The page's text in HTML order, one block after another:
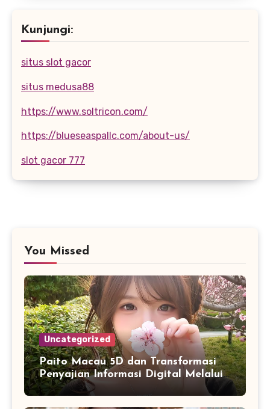
Kunjungi:
situs slot gacor
situs medusa88
https://www.soltricon.com/
https://blueseaspallc.com/about-us/
slot gacor 777
You Missed
Uncategorized
Paito Macau 5D dan Transformasi
Penyajian Informasi Digital Melalui
Visualisasi Data Modern